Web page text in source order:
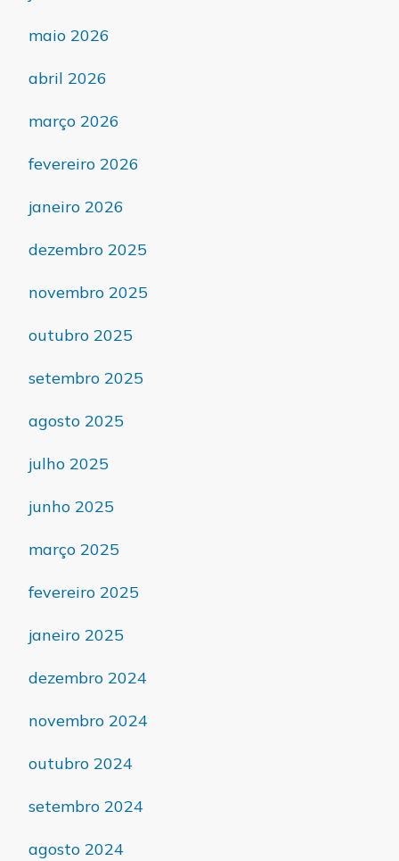
maio 2026
abril 2026
março 2026
fevereiro 2026
janeiro 2026
dezembro 2025
novembro 2025
outubro 2025
setembro 2025
agosto 2025
julho 2025
junho 2025
março 2025
fevereiro 2025
janeiro 2025
dezembro 2024
novembro 2024
outubro 2024
setembro 2024
agosto 2024